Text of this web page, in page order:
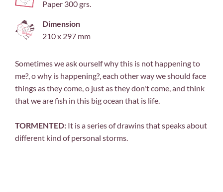
Paper 300 grs.
Dimension
210 x 297 mm
Sometimes we ask ourself why this is not happening to
me?, o why is happening?, each other way we should face
things as they come, o just as they don't come, and think
that we are fish in this big ocean that is life.
TORMENTED: It is a series of drawins that speaks about
different kind of personal storms.